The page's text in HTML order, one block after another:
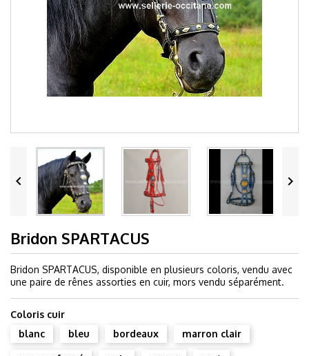
 
Bridon SPARTACUS
Bridon SPARTACUS, disponible en plusieurs coloris, vendu avec
une paire de rênes assorties en cuir, mors vendu séparément.
Coloris cuir
blanc
bleu bordeaux marron clair